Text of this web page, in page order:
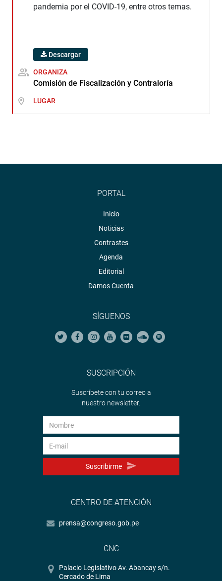
pandemia por el COVID-19, entre otros temas.
Descargar
ORGANIZA
Comisión de Fiscalización y Contraloría
LUGAR
PORTAL
Inicio
Noticias
Contrastes
Agenda
Editorial
Damos Cuenta
SÍGUENOS
SUSCRIPCIÓN
Suscríbete con tu correo a
nuestro newsletter.
Suscribirme
CENTRO DE ATENCIÓN
prensa@congreso.gob.pe
CNC
Palacio Legislativo Av. Abancay s/n.
Cercado de Lima